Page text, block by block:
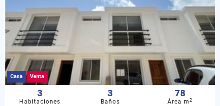
Casa Venta
3
Habitaciones
3
Baños
78
Área m2